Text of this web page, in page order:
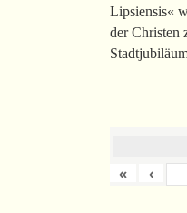
Lipsiensis«
der Christen
« ‹